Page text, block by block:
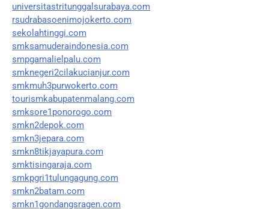
universitastritunggalsurabaya.com
rsudrabasoenimojokerto.com
sekolahtinggi.com
smksamuderaindonesia.com
smpgamalielpalu.com
smknegeri2cilakucianjur.com
smkmuh3purwokerto.com
tourismkabupatenmalang.com
smksore1ponorogo.com
smkn2depok.com
smkn3jepara.com
smkn8tikjayapura.com
smktisingaraja.com
smkpgri1tulungagung.com
smkn2batam.com
smkn1gondangsragen.com